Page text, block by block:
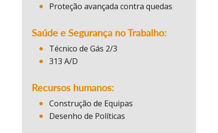
Proteção avançada contra quedas
Saúde e Segurança no Trabalho:
Técnico de Gás 2/3
313 A/D
Recursos humanos:
Construção de Equipas
Desenho de Políticas